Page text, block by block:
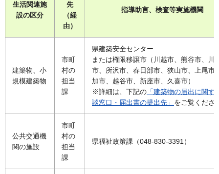
生活関連施
設の区分
先
（経
由）
指導助言、検査等実施機関
建築物、小
規模建築物
市町
村の
担当
課
県建築安全センター
または権限移譲市（川越市、熊谷市、川
市、所沢市、春日部市、狭山市、上尾市
加市、越谷市、新座市、久喜市）
※詳細は、下記の 「建築物の届出に関す
談窓口・届出書の提出先」 をご覧くださ
公共交通機
関の施設
市町
村の
担当
課
県福祉政策課（048-830-3391）